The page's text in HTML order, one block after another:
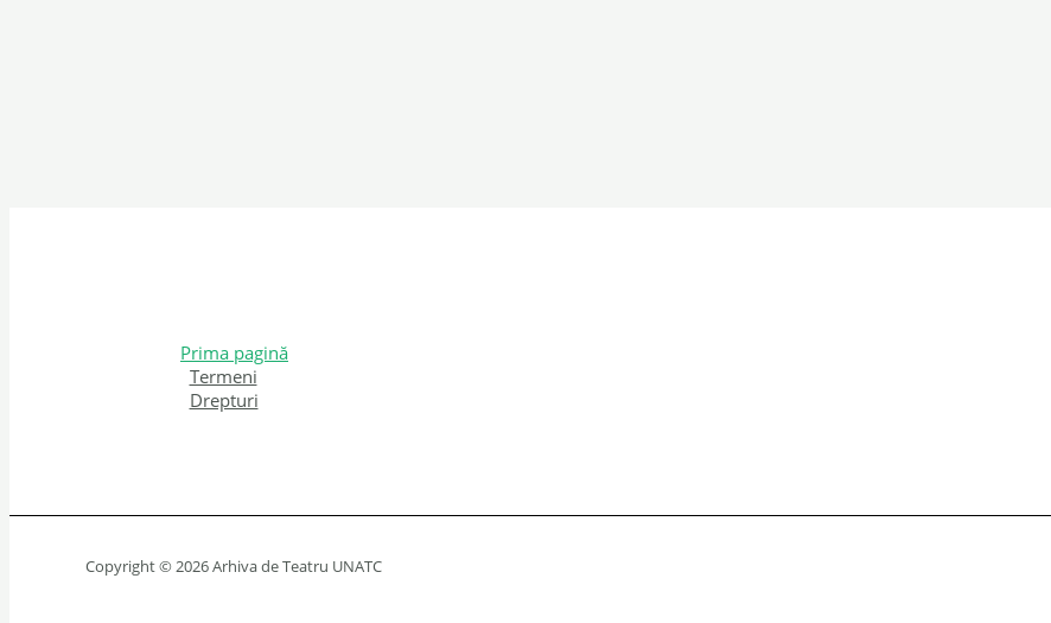
Prima pagină
Termeni
Drepturi
Copyright © 2026 Arhiva de Teatru UNATC